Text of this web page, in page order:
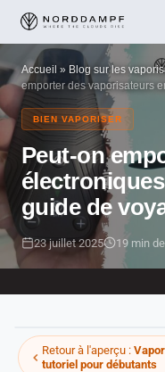
Accueil » Blog sur les
emporter des vaporisateurs
BIEN VAPORISER
Peut-on
guide de
23 juillet 2025 19 min
Retour à l'aperçu :
tutoriel pour débutants